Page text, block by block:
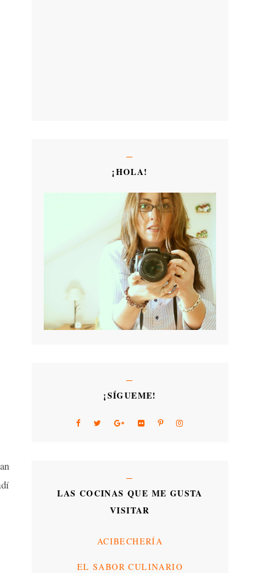
¡HOLA!
¡SÍGUEME!
LAS COCINAS QUE ME GUSTA
VISITAR
ACIBECHERÍA
EL SABOR CULINARIO